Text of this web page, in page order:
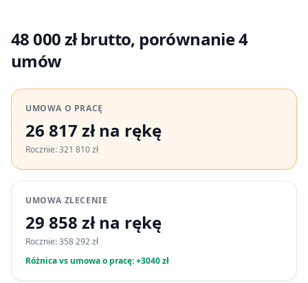
48 000 zł brutto, porównanie 4
umów
UMOWA O PRACĘ
26 817 zł na rękę
Rocznie: 321 810 zł
UMOWA ZLECENIE
29 858 zł na rękę
Rocznie: 358 292 zł
Różnica vs umowa o pracę: +3040 zł